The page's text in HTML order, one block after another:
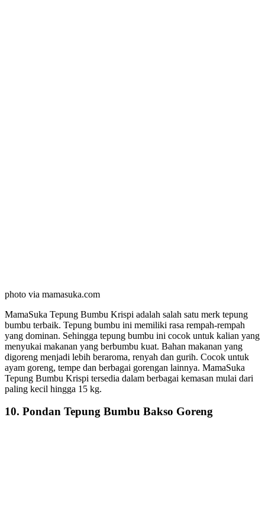
photo via mamasuka.com
MamaSuka Tepung Bumbu Krispi adalah salah satu merk tepung
bumbu terbaik. Tepung bumbu ini memiliki rasa rempah-rempah
yang dominan. Sehingga tepung bumbu ini cocok untuk kalian yang
menyukai makanan yang berbumbu kuat. Bahan makanan yang
digoreng menjadi lebih beraroma, renyah dan gurih. Cocok untuk
ayam goreng, tempe dan berbagai gorengan lainnya. MamaSuka
Tepung Bumbu Krispi tersedia dalam berbagai kemasan mulai dari
paling kecil hingga 15 kg.
10. Pondan Tepung Bumbu Bakso Goreng